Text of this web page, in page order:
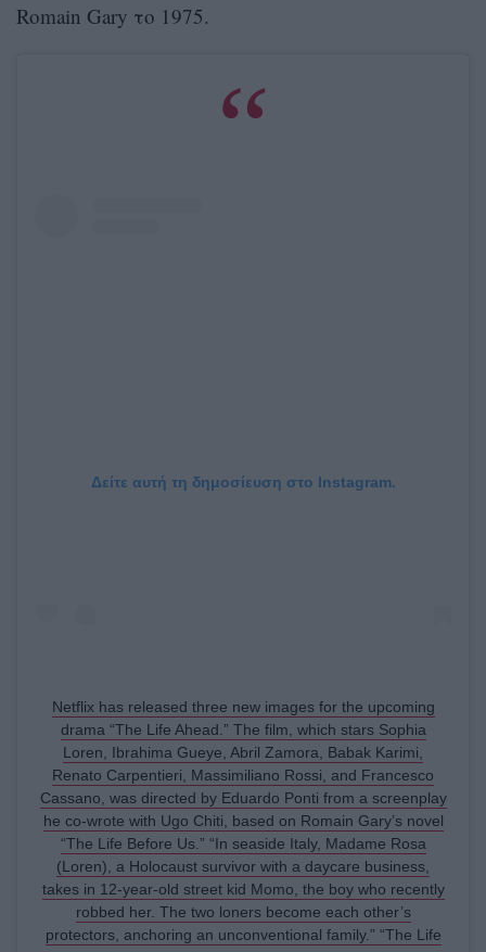
Romain Gary το 1975.
Δείτε αυτή τη δημοσίευση στο Instagram.
Netflix has released three new images for the upcoming
drama “The Life Ahead.” The film, which stars Sophia
Loren, Ibrahima Gueye, Abril Zamora, Babak Karimi,
Renato Carpentieri, Massimiliano Rossi, and Francesco
Cassano, was directed by Eduardo Ponti from a screenplay
he co-wrote with Ugo Chiti, based on Romain Gary’s novel
“The Life Before Us.” “In seaside Italy, Madame Rosa
(Loren), a Holocaust survivor with a daycare business,
takes in 12-year-old street kid Momo, the boy who recently
robbed her. The two loners become each other’s
protectors, anchoring an unconventional family.” “The Life